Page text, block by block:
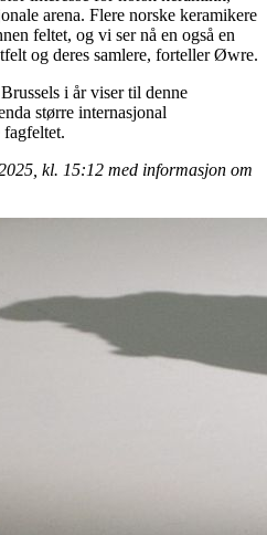
arena. Flere norske keramikere
feltet, og vi ser nå en også en
og deres samlere, forteller Øwre.
i år viser til denne
større internasjonal
fagfeltet.
kl. 15:12 med informasjon om